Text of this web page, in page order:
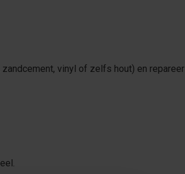
vinyl of zelfs hout) en repareer